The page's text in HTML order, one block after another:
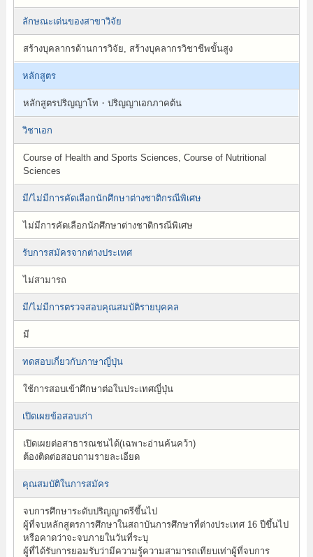
ลักษณะเด่นของสาขาวิจัย
สร้างบุคลากรด้านการวิจัย, สร้างบุคลากรวิชาชีพขั้นสูง
หลักสูตร
หลักสูตรปริญญาโท・ปริญญาเอกภาคต้น
วิชาเอก
Course of Health and Sports Sciences, Course of Nutritional
Sciences
มี/ไม่มีการคัดเลือกนักศึกษาต่างชาติกรณีพิเศษ
ไม่มีการคัดเลือกนักศึกษาต่างชาติกรณีพิเศษ
รับการสมัครจากต่างประเทศ
ไม่สามารถ
มี/ไม่มีการตรวจสอบคุณสมบัติรายบุคคล
มี
ทดสอบเกี่ยวกับภาษาญี่ปุ่น
ใช้การสอบเข้าศึกษาต่อในประเทศญี่ปุ่น
เปิดเผยข้อสอบเก่า
เปิดเผยต่อสาธารณชนได้(เฉพาะอ่านค้นคว้า)
ต้องติดต่อสอบถามรายละเอียด
คุณสมบัติในการสมัคร
จบการศึกษาระดับปริญญาตรีขึ้นไป
ผู้ที่จบหลักสูตรการศึกษาในสถาบันการศึกษาที่ต่างประเทศ 16 ปีขึ้นไป
หรือคาดว่าจะจบภายในวันที่ระบุ
ผู้ที่ได้รับการยอมรับว่ามีความรู้ความสามารถเทียบเท่าผู้ที่จบการ